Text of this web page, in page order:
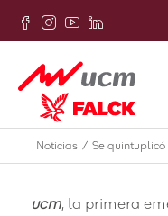
Noticias / Se
Atrás
UCM Servicios
Se
la VOM por
ucm, la primera